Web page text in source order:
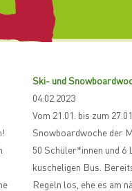
Ski- und
04.02.2023
Vom 21.01. bis zum
Snowboardwoche der
50 Schüler*innen und 6
kuscheligen Bus.
Regeln los, ehe es am